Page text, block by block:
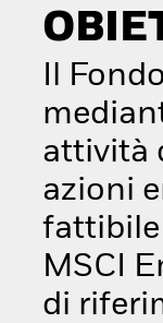
Il
attività
azioni
fattibile
MSCI
di